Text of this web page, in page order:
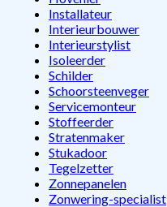
Installateur
Interieurbouwer
Interieurstylist
Isoleerder
Schilder
Schoorsteenveger
Servicemonteur
Stoffeerder
Stratenmaker
Stukadoor
Tegelzetter
Zonnepanelen
Zonwering-specialist